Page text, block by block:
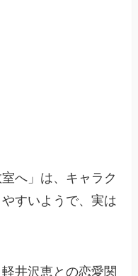
へ」は、キャラク
すいようで、実は
井沢恵との恋愛関